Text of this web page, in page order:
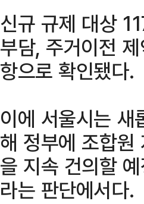
신규 규제 대상
부담, 주거이전
항으로 확인됐다.
이에 서울시는
해 정부에 조합
을 지속 건의할
라는 판단에서다.